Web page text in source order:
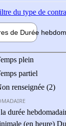
du type de
de Durée hebdo
plein
partiel
renseignée (2)
durée
(en heure)